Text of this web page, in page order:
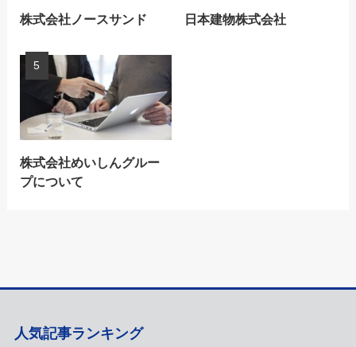
株式会社ノースサンド 日本建物株式会社
株式会社めいしんグルー
プについて
人気記事ランキング